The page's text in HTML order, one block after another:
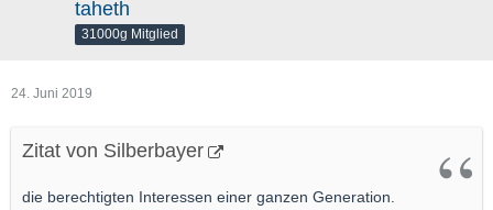
taheth
31000g Mitglied
24. Juni 2019
Zitat von Silberbayer
die berechtigten Interessen einer ganzen Generation.